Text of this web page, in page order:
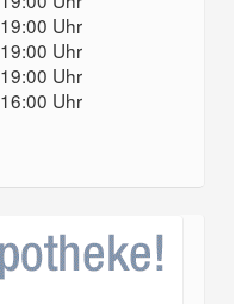
19:00 Uhr
19:00 Uhr
19:00 Uhr
16:00 Uhr